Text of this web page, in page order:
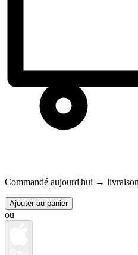
Commandé aujourd'hui →
Ajouter au panier
ou